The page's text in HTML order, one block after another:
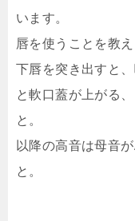
います。
唇を使うことを教え
下唇を突き出すと
と軟口蓋が上がる
と。
以降の高音は母音
と。